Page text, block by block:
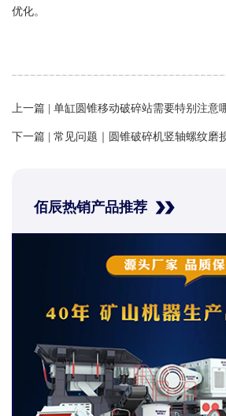
优化。
上一篇 | 单缸圆锥移动破碎站需要特别注意
下一篇 | 常见问题｜圆锥破碎机竖轴螺纹磨
佰辰热销产品推荐